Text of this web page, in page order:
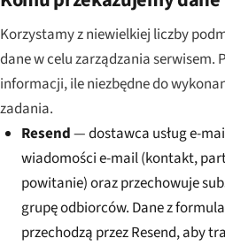
Korzystamy z niewielkiej liczby
dane w celu zarządzania serwisem.
informacji, ile niezbędne do
zadania.
Resend— dostawca usług e-
wiadomości e-mail (kontakt,
powitanie) oraz przechowuje
grupę odbiorców. Dane z
przechodzą przez Resend, aby